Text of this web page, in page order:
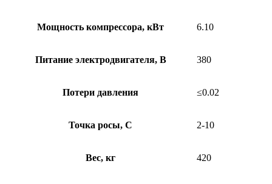
Мощность компрессора, кВт 6.10
Питание электродвигателя, В 380
Потери давления ≤0.02
Точка росы, С 2-10
Вес, кг 420